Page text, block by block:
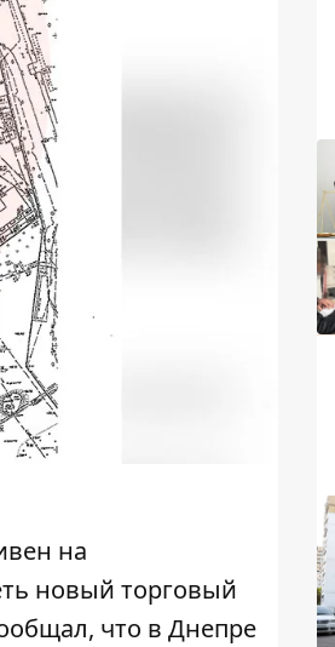
на
новый торговый
что в Днепре